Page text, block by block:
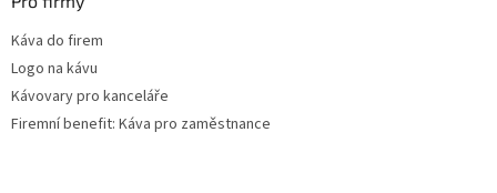
Káva do firem
Logo na kávu
Kávovary pro kanceláře
Firemní benefit: Káva pro zaměstnance